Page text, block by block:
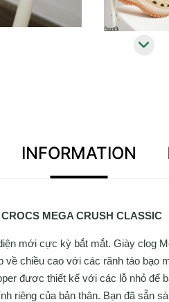
INFORMATION
MEGA CRUSH CLASSIC
mới cực kỳ bắt mắt. Giày clog
chiều cao với các rãnh táo bạo
được thiết kế với các lỗ nhỏ
riêng của bản thân. Bạn đã sẵn